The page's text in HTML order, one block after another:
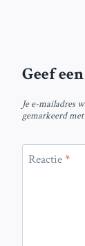
Geef
Je e-mailadres
gemarkeerd met
Reactie*